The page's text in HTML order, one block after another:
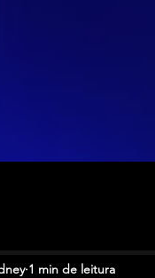
1 min de leitura